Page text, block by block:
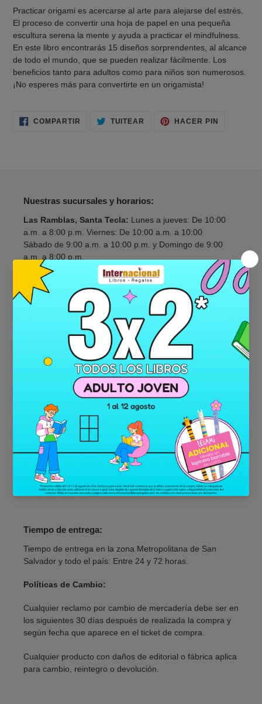
a
tu
carrito
de
compra
Practicar origami es acercarse al arte para alejarse del estrés.
El proceso de convertir una hoja de papel en una pequeña
escultura serena la mente y ayuda a practicar el mindfulness.
En este libro encontrarás 15 diseños sorprendentes, al alcance
de todo el mundo, que se pueden realizar fácilmente. Los
beneficios tanto para adultos como para niños son numerosos.
¡No esperes más para convertirte en un origamista!
COMPARTIR COMPARTIRTUITEAR TUITEARHACER PIN
Nuestras sucursales y horarios:
Las Ramblas, Santa Tecla: Lunes a jueves: De 10:00
a.m. a 8:00 p.m. Viernes: De 10:00 a.m. a 10:00
Sábado de 9:00 a.m. a 10:00 p.m. y Domingo de 9:00
a.m. a 8:00 p.m.
Galerias:
Lunes a viernes: De 10:00 a.m. a 7:00 p.m. y
sábado y domindo de 9:00 a.m. a 7:00 p.m.
Metrocentro, San Salvador:Lunes a sábado: De 9:00
a.m. a 7:00 p.m. y domingo de 9:00 a.m. a 6:00 p.m.
Metrocentro, Lourdes: Lunes a domingo: De 10:00 a.m.
a 7:00 p.m.
Metrocentro, Santa Ana:Lunes a domingo: De 10:00
a.m. a 7:00 p.m.
Multiplaza:
Lunes a jueves: De 9:00 a.m. a 8:00 p.m.
Viernes y sábado De 9:00 a.m. a 9:00 p.m. y domingo de
9:00 a.m. a 7:00 p.m.
Plaza Mundo, Soyapango: Lunes a sábado: De 10:00
a.m a 7:00 p.m. y domingo de 10:00 a.m. a 6:00 p.m.
Tiempo de entrega:
Tiempo de entrega en la zona Metropolitana de San
Salvador y todo el país: Entre 24 y 72 horas.
Políticas de Cambio:
Cualquier reclamo por cambio de mercadería debe ser en
los siguientes 30 días después de realizada la compra y
según fecha que aparece en el ticket de compra.
Cualquier producto con daños de editorial o fábrica aplica
para cambio, reintegro o devolución.